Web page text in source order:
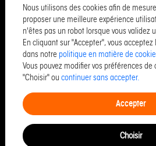
Nous utilisons des cookies afin de
proposer une meilleure expérience
n'êtes pas un robot lorsque vous validez
En cliquant sur "Accepter", vous
dans notre politique en matière de
Vous pouvez modifier vos préférences
"Choisir" ou continuer sans accepter.
Accepter
Choisir
Service Pozzo
Service Pozzo
Service Pozzo
Service Pozzo Entreprise
©Copyright 2026 Pozzo -Designed